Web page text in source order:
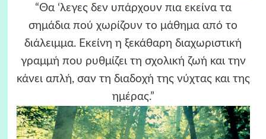
“Θα ‘λεγες δεν υπάρχουν πια εκείνα τα
σημάδια πού χωρίζουν το μάθημα από το
διάλειμμα. Εκείνη η ξεκάθαρη διαχωριστική
γραμμή που ρυθμίζει τη σχολική ζωή και την
κάνει απλή, σαν τη διαδοχή της νύχτας και της
ημέρας.”